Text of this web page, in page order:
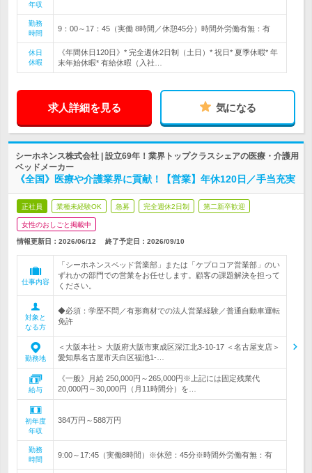
年収
勤務
時間
9：00～17：45（実働 8時間／休憩45分）時間外労働有無：有
休日
休暇
《年間休日120日》* 完全週休2日制（土日）* 祝日* 夏季休暇* 年
末年始休暇* 有給休暇（入社…
求人詳細を見る 気になる
シーホネンス株式会社 | 設立69年！業界トップクラスシェアの医療・介護用
ベッドメーカー
《全国》医療や介護業界に貢献！【営業】年休120日／手当充実
正社員 業種未経験OK 急募 完全週休2日制 第二新卒歓迎
女性のおしごと掲載中
情報更新日：2026/06/12 終了予定日： 2026/09/10
仕事内容
「シーホネンスベッド営業部」または「ケプロコア営業部」のい
ずれかの部門での営業をお任せします。顧客の課題解決を担って
ください。
対象と
なる方
◆必須：学歴不問／有形商材での法人営業経験／普通自動車運転
免許
勤務地
＜大阪本社＞ 大阪府大阪市東成区深江北3-10-17 ＜名古屋支店＞
愛知県名古屋市天白区福池1-…
給与
《一般》月給 250,000円～265,000円※上記には固定残業代
20,000円～30,000円（月11時間分）を…
初年度
年収
384万円～588万円
勤務
時間
9:00～17:45（実働8時間）※休憩：45分※時間外労働有無：有